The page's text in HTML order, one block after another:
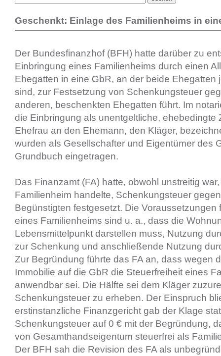
Geschenkt: Einlage des Familienheims in
Der Bundesfinanzhof (BFH) hatte darüber zu
Einbringung eines Familienheims durch einen
Ehegatten in eine GbR, an der beide Ehegatten
sind, zur Festsetzung von Schenkungsteuer
anderen, beschenkten Ehegatten führt. Im
die Einbringung als unentgeltliche, ehebedingte
Ehefrau an den Ehemann, den Kläger,
wurden als Gesellschafter und Eigentümer des
Grundbuch eingetragen.
Das Finanzamt (FA) hatte, obwohl unstreitig
Familienheim handelte, Schenkungsteuer
Begünstigten festgesetzt. Die Voraussetzungen
eines Familienheims sind u. a., dass die
Lebensmittelpunkt darstellen muss, Nutzung
zur Schenkung und anschließende Nutzung
Zur Begründung führte das FA an, dass wegen
Immobilie auf die GbR die Steuerfreiheit eines
anwendbar sei. Die Hälfte sei dem Kläger
Schenkungsteuer zu erheben. Der Einspruch
erstinstanzliche Finanzgericht gab der Klage
Schenkungsteuer auf 0 € mit der Begründung,
von Gesamthandseigentum steuerfrei als
Der BFH sah die Revision des FA als